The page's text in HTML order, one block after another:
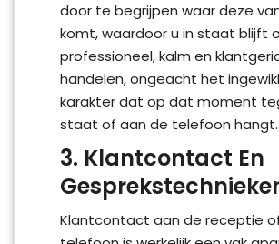
door te begrijpen waar deze
komt, waardoor u in staat blijft
professioneel, kalm en
handelen, ongeacht het
karakter dat op dat moment
staat of aan de telefoon hangt.
3. Klantcontact En
Klantcontact aan de receptie